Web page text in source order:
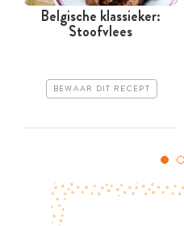
Belgische klassieker:
Stoofvlees
BEWAAR DIT RECEPT